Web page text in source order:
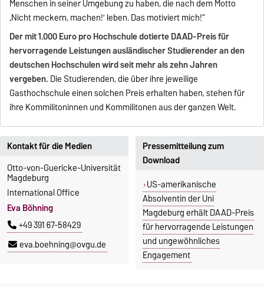
Menschen in seiner Umgebung zu haben, die nach dem Motto
‚Nicht meckern, machen!’ leben. Das motiviert mich!“
Der mit 1.000 Euro pro Hochschule dotierte DAAD-Preis für
hervorragende Leistungen ausländischer Studierender an den
deutschen Hochschulen wird seit mehr als zehn Jahren
vergeben. Die Studierenden, die über ihre jeweilige
Gasthochschule einen solchen Preis erhalten haben, stehen für
ihre Kommilitoninnen und Kommilitonen aus der ganzen Welt.
Kontakt für die Medien
Otto-von-Guericke-Universität
Magdeburg
International Office
Eva Böhning
+49 391 67-58429
eva.boehning@ovgu.de
Pressemitteilung zum
Download
US-amerikanische
Absolventin der Uni
Magdeburg erhält DAAD-Preis
für hervorragende Leistungen
und ungewöhnliches
Engagement